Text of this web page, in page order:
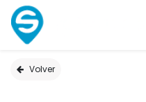
Volver